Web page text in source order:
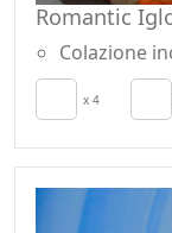
Romantic
Colazione
x 4